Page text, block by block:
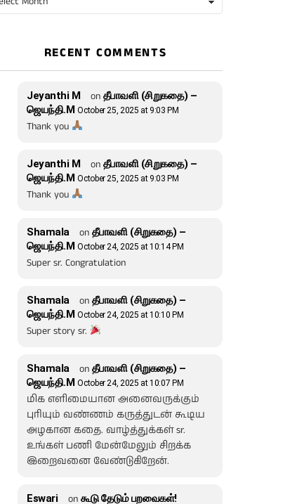
RECENT COMMENTS
Jeyanthi M on தீபாவளி (சிறுகதை) –
ஜெயந்தி.M October 25, 2025 at 9:03 PM
Thank you
Jeyanthi M on தீபாவளி (சிறுகதை) –
ஜெயந்தி.M October 25, 2025 at 9:03 PM
Thank you
Shamala onதீபாவளி (சிறுகதை) –
ஜெயந்தி.M October 24, 2025 at 10:14 PM
Super sr. Congratulation
Shamala onதீபாவளி (சிறுகதை) –
ஜெயந்தி.M October 24, 2025 at 10:10 PM
Super story sr.
Shamala onதீபாவளி (சிறுகதை) –
ஜெயந்தி.M October 24, 2025 at 10:07 PM
மிக எளிமையான அனைவருக்கும்
புரியும் வண்ணம் கருத்துடன் கூடிய
அழகான கதை. வாழ்த்துக்கள் sr.
உங்கள் பணி மேன்மேலும் சிறக்க
இறைவனை வேண்டுகிறேன்.
Eswari on கூடு தேடும் பறவைகள்!